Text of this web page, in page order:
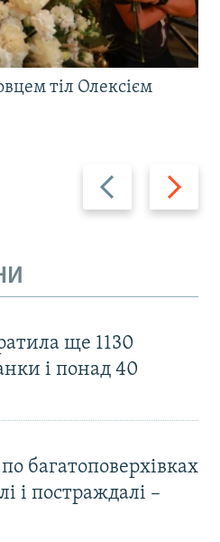
Назад Вперед
тіл Олексієм
ще 1130
і понад 40
багатоповерхівках
і постраждалі –